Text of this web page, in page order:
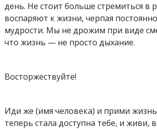
день. Не стоит больше стремиться в
воспаряют к жизни, черпая
мудрости. Мы не дрожим при виде
что жизнь — не просто дыхание.
Вocтoржествуйте!
Иди же (имя человека) и прими
теперь стала доступна тебе, и живи,